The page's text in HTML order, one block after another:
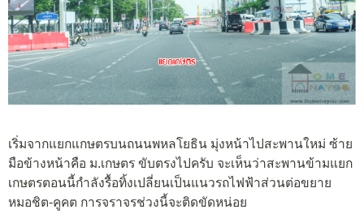
เริ่มจากแยกแกษตรบนถนนพหลโยธิน มุ่งหน้าไปสะพานใหม่ ซ้าย
มือข้างหน้าคือ ม.เกษตร ขับตรงไปครับ จะเห็นว่าสะพานข้ามแยก
เกษตรตอนนี้กำลังรื้อทิ้งเปลี่ยนเป็นแนวรถไฟฟ้าส่วนต่อขยาย
หมอชิต-คูคต การจราจรช่วงนี้จะติดขัดหน่อย